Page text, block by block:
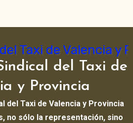
del Taxi de
y Provincia
del Taxi de Valencia y Provincia
no sólo la representación, sino